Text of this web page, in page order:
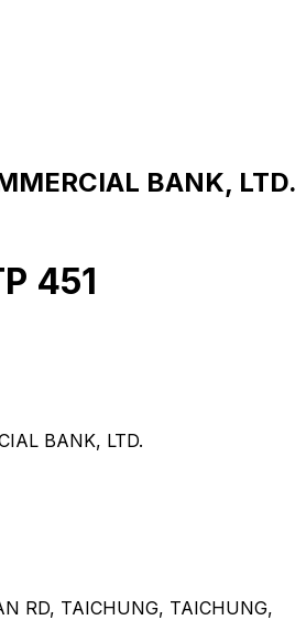
BANK, LTD.
451
BANK, LTD.
RD, TAICHUNG, TAICHUNG,